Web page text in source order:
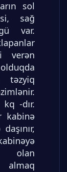
sol
sağ
var.
verən
təzyiq
-dır.
kabinə
olan
almaq